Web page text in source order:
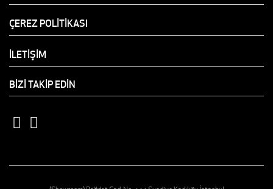
ÇEREZ POLİTİKASI
İLETİŞİM
BİZİ TAKİP EDİN